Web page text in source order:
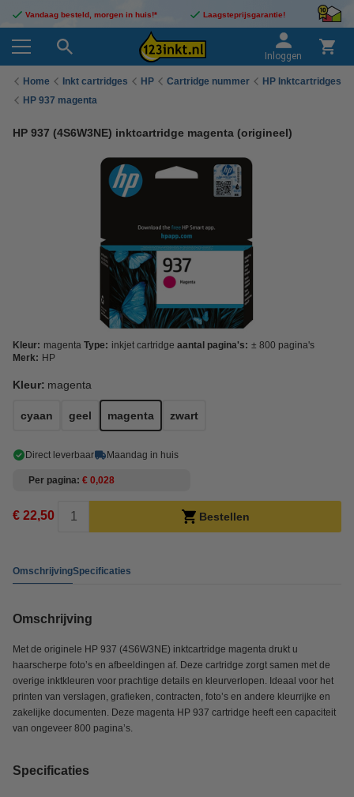
Vandaag besteld, morgen in huis!* Laagsteprijsgarantie!
Inloggen
Home Inkt cartridges HP Cartridge nummer
HP Inktcartridges
HP 937 magenta
HP 937 (4S6W3NE) inktcartridge magenta (origineel)
Kleur: magenta Type: inkjet cartridge aantal pagina's: ± 800 pagina's
Merk: HP
Kleur: magenta
cyaan geel magenta zwart
Direct leverbaar Maandag in huis
Per pagina € 0,028
€ 22,50 Bestellen
OmschrijvingSpecificaties
Omschrijving
Met de originele HP 937 (4S6W3NE) inktcartridge magenta drukt u
haarscherpe foto’s en afbeeldingen af. Deze cartridge zorgt samen met de
overige inktkleuren voor prachtige details en kleurverlopen. Ideaal voor het
printen van verslagen, grafieken, contracten, foto’s en andere kleurrijke en
zakelijke documenten. Deze magenta HP 937 cartridge heeft een capaciteit
van ongeveer 800 pagina’s.
Specificaties